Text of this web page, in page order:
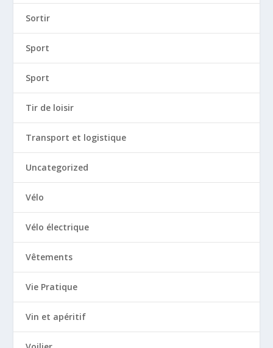
Sortir
Sport
Sport
Tir de loisir
Transport et logistique
Uncategorized
Vélo
Vélo électrique
Vêtements
Vie Pratique
Vin et apéritif